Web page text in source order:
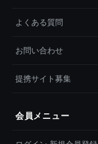
よくある質問
お問い合わせ
提携サイト募集
会員メニュー